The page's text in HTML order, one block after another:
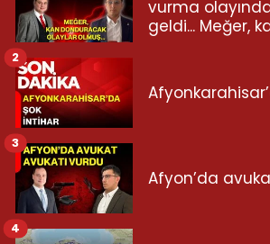
vurma
geldi... Meğer,
2
Afyon’da
3
4